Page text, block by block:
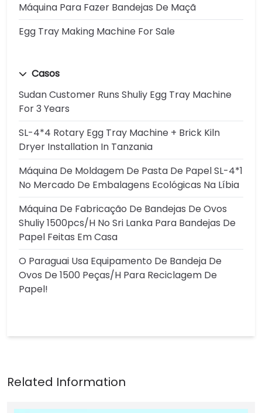
Máquina Para Fazer Bandejas De Maçã
Egg Tray Making Machine For Sale
Casos
Sudan Customer Runs Shuliy Egg Tray Machine
For 3 Years
SL-4*4 Rotary Egg Tray Machine + Brick Kiln
Dryer Installation In Tanzania
Máquina De Moldagem De Pasta De Papel SL-4*1
No Mercado De Embalagens Ecológicas Na Líbia
Máquina De Fabricação De Bandejas De Ovos
Shuliy 1500pcs/h No Sri Lanka Para Bandejas De
Papel Feitas Em Casa
O Paraguai Usa Equipamento De Bandeja De
Ovos De 1500 Peças/h Para Reciclagem De
Papel!